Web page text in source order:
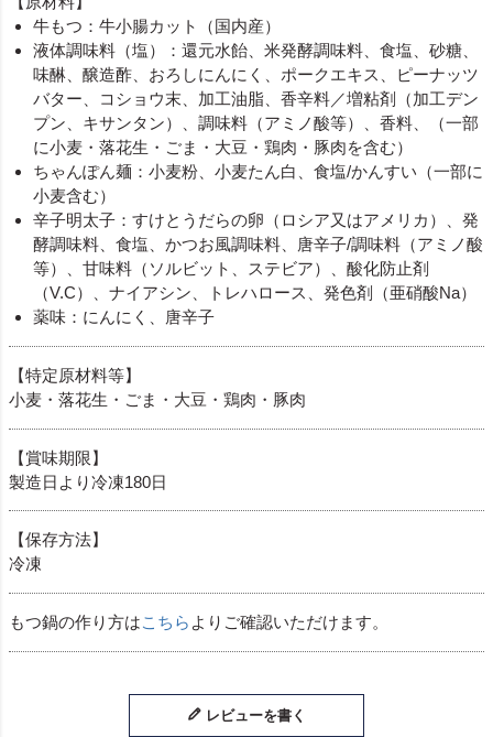
牛もつ：牛小腸カット（国内産）
液体調味料（塩）：還元水飴、米発酵調味料、食塩、砂糖、
味醂、醸造酢、おろしにんにく、ポークエキス、ピーナッツ
バター、コショウ末、加工油脂、香辛料／増粘剤（加工デン
プン、キサンタン）、調味料（アミノ酸等）、香料、（一部
に小麦・落花生・ごま・大豆・鶏肉・豚肉を含む）
ちゃんぽん麺：小麦粉、小麦たん白、食塩/かんすい（一部に
小麦含む）
辛子明太子：すけとうだらの卵（ロシア又はアメリカ）、発
酵調味料、食塩、かつお風調味料、唐辛子/調味料（アミノ酸
等）、甘味料（ソルビット、ステビア）、酸化防止剤
（V.C）、ナイアシン、トレハロース、発色剤（亜硝酸Na）
薬味：にんにく、唐辛子
【特定原材料等】
小麦・落花生・ごま・大豆・鶏肉・豚肉
【賞味期限】
製造日より冷凍180日
【保存方法】
冷凍
もつ鍋の作り方はこちら よりご確認いただけます。
レビューを書く